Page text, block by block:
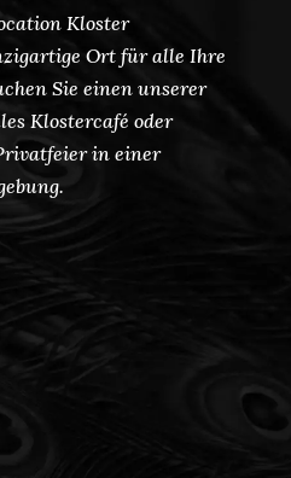
Kloster
Ort für alle Ihre
Sie einen unserer
Klostercafé oder
in einer